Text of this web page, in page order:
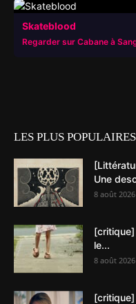
Skateblood
Regarder sur Cabane à
LES PLUS POPULAIRES
Une
8 août 2026
[critique]
le...
8 août 2026
[critique]